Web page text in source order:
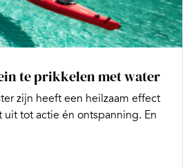
te prikkelen met water
zijn heeft een heilzaam effect
tot actie én ontspanning. En